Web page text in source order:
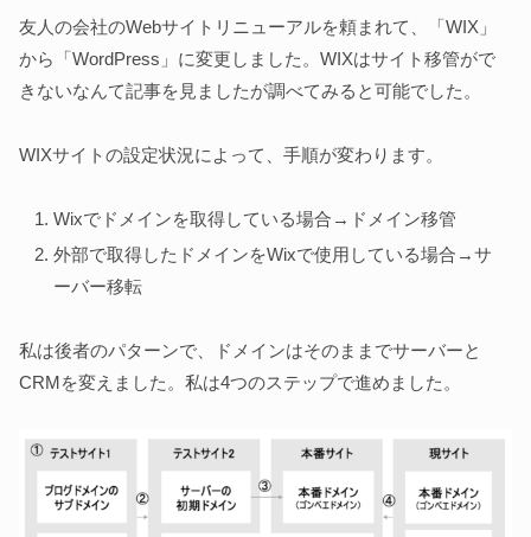
友人の会社のWebサイトリニューアルを頼まれて、「WIX」
から「WordPress」に変更しました。WIXはサイト移管がで
きないなんて記事を見ましたが調べてみると可能でした。
WIXサイトの設定状況によって、手順が変わります。
Wixでドメインを取得している場合→ドメイン移管
外部で取得したドメインをWixで使用している場合→サ
ーバー移転
私は後者のパターンで、ドメインはそのままでサーバーと
CRMを変えました。私は4つのステップで進めました。